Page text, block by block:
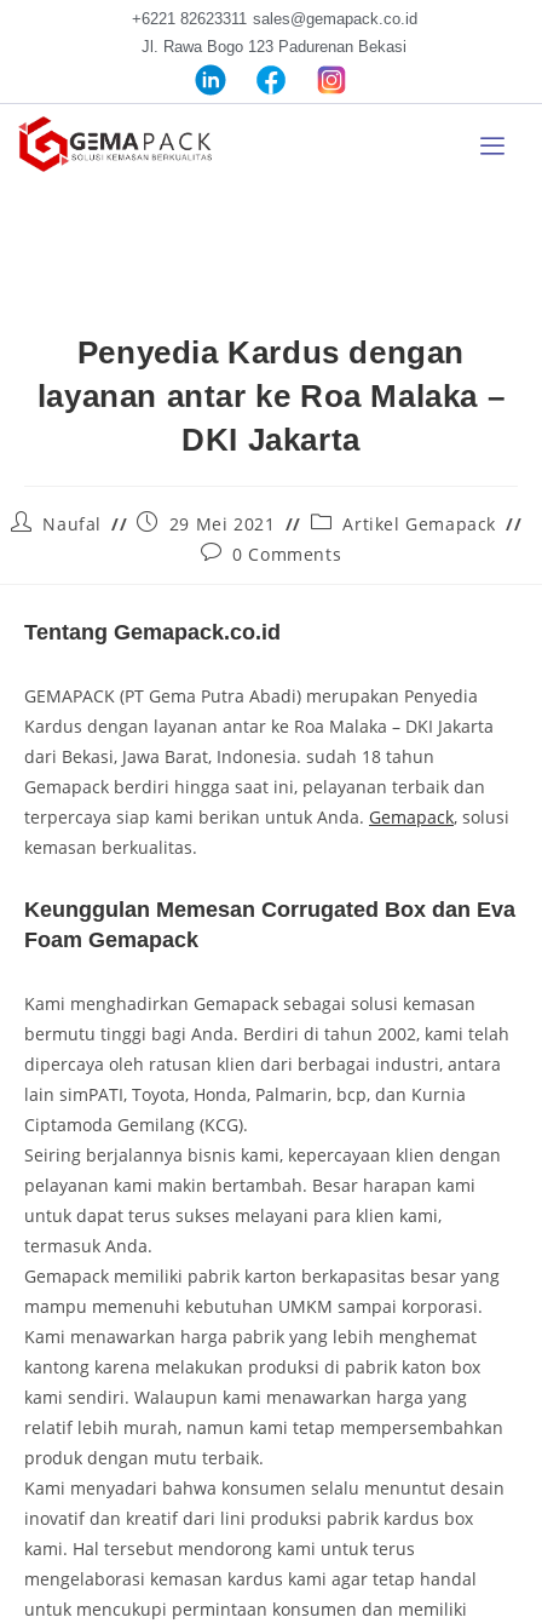
+6221 82623311 sales@gemapack.co.id
Jl. Rawa Bogo 123 Padurenan Bekasi
Penyedia Kardus dengan
layanan antar ke Roa Malaka –
DKI Jakarta
Naufal 29 Mei 2021
Artikel Gemapack
0 Comments
Tentang Gemapack.co.id
GEMAPACK (PT Gema Putra Abadi) merupakan Penyedia
Kardus dengan layanan antar ke Roa Malaka – DKI Jakarta
dari Bekasi, Jawa Barat, Indonesia. sudah 18 tahun
Gemapack berdiri hingga saat ini, pelayanan terbaik dan
terpercaya siap kami berikan untuk Anda. Gemapack, solusi
kemasan berkualitas.
Keunggulan Memesan Corrugated Box dan Eva
Foam Gemapack
Kami menghadirkan Gemapack sebagai solusi kemasan
bermutu tinggi bagi Anda. Berdiri di tahun 2002, kami telah
dipercaya oleh ratusan klien dari berbagai industri, antara
lain simPATI, Toyota, Honda, Palmarin, bcp, dan Kurnia
Ciptamoda Gemilang (KCG).
Seiring berjalannya bisnis kami, kepercayaan klien dengan
pelayanan kami makin bertambah. Besar harapan kami
untuk dapat terus sukses melayani para klien kami,
termasuk Anda.
Gemapack memiliki pabrik karton berkapasitas besar yang
mampu memenuhi kebutuhan UMKM sampai korporasi.
Kami menawarkan harga pabrik yang lebih menghemat
kantong karena melakukan produksi di pabrik katon box
kami sendiri. Walaupun kami menawarkan harga yang
relatif lebih murah, namun kami tetap mempersembahkan
produk dengan mutu terbaik.
Kami menyadari bahwa konsumen selalu menuntut desain
inovatif dan kreatif dari lini produksi pabrik kardus box
kami. Hal tersebut mendorong kami untuk terus
mengelaborasi kemasan kardus kami agar tetap handal
untuk mencukupi permintaan konsumen dan memiliki